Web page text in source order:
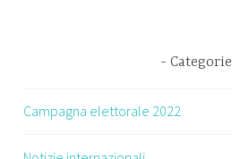
Categorie
Campagna elettorale 2022